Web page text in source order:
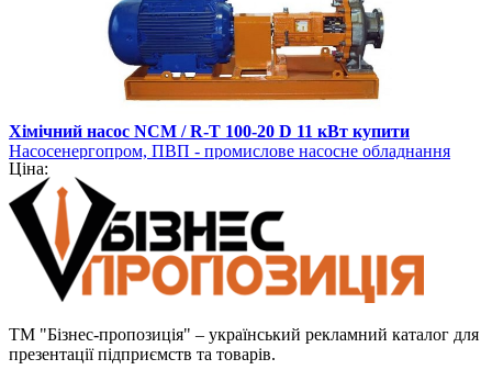
Хімічний насос NCM / R-T 100-20 D 11 кВт купити
Насосенергопром, ПВП - промислове насосне обладнання
Ціна:
ТМ "Бізнес-пропозиція" – український рекламний каталог для
презентації підприємств та товарів.